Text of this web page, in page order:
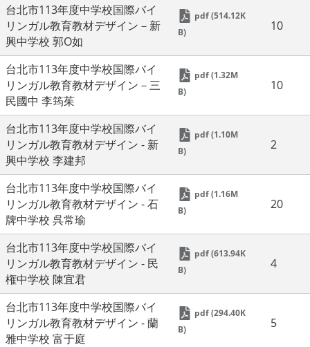
台北市113年度中学校国際バイ
リンガル教育教材デザイン－新
興中学校 郭O如
pdf (514.12K
B)
10
台北市113年度中学校国際バイ
リンガル教育教材デザイン－三
民國中 李筠茱
pdf (1.32M
B)
10
台北市113年度中学校国際バイ
リンガル教育教材デザイン - 新
興中学校 李建邦
pdf (1.10M
B)
2
台北市113年度中学校国際バイ
リンガル教育教材デザイン - 石
牌中学校 呉常瑜
pdf (1.16M
B)
20
台北市113年度中学校国際バイ
リンガル教育教材デザイン - 民
権中学校 陳宜君
pdf (613.94K
B)
4
台北市113年度中学校国際バイ
リンガル教育教材デザイン - 蘭
雅中学校 富于庭
pdf (294.40K
B)
5